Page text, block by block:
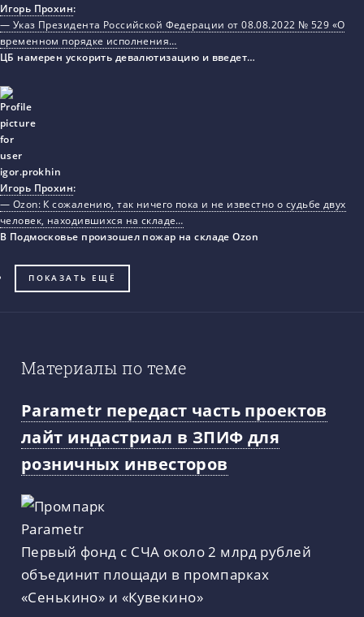
Игорь Прохин:
— Указ Президента Российской Федерации от 08.08.2022 № 529 «О
временном порядке исполнения…
ЦБ намерен ускорить девалютизацию и введет…
Игорь Прохин:
— Ozon: К сожалению, так ничего пока и не известно о судьбе двух
человек, находившихся на складе…
В Подмосковье произошел пожар на складе Ozon
ПОКАЗАТЬ ЕЩЁ
Материалы по теме
Parametr передаст часть проектов
лайт индастриал в ЗПИФ для
розничных инвесторов
Первый фонд с СЧА около 2 млрд рублей
объединит площади в промпарках
«Сенькино» и «Кувекино»